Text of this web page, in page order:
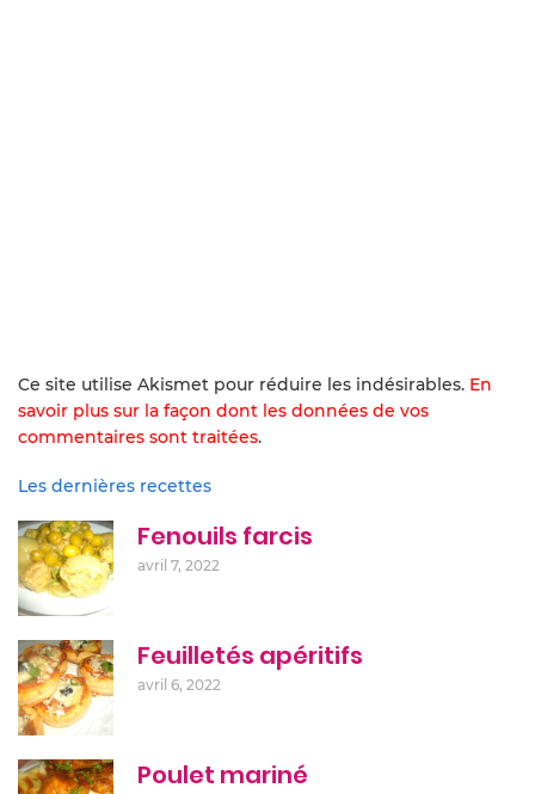
Ce site utilise Akismet pour réduire les indésirables. En
savoir plus sur la façon dont les données de vos
commentaires sont traitées.
Les dernières recettes
Fenouils farcis
avril 7, 2022
Feuilletés apéritifs
avril 6, 2022
Poulet mariné